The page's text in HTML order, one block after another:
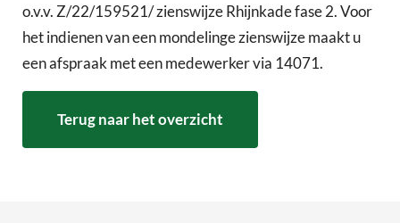
o.v.v. Z/22/159521/ zienswijze Rhijnkade fase 2. Voor
het indienen van een mondelinge zienswijze maakt u
een afspraak met een medewerker via 14071.
Terug naar het overzicht